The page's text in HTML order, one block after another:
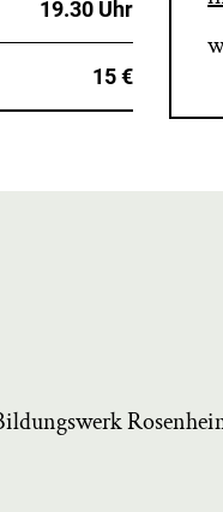
19.30 Uhr
15 €